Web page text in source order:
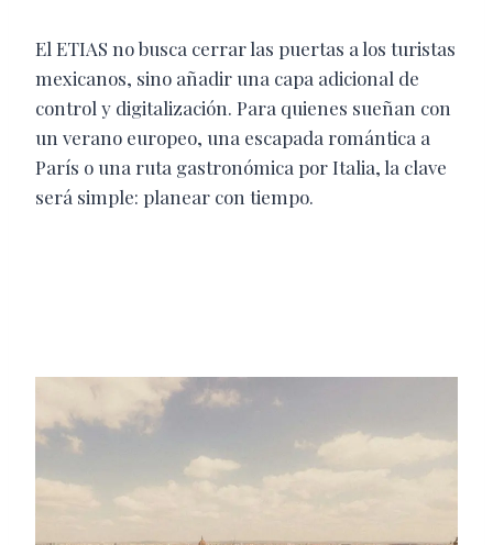
El ETIAS no busca cerrar las puertas a los turistas
mexicanos, sino añadir una capa adicional de
control y digitalización. Para quienes sueñan con
un verano europeo, una escapada romántica a
París o una ruta gastronómica por Italia, la clave
será simple: planear con tiempo.